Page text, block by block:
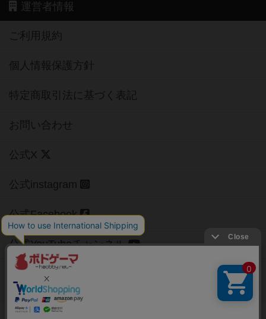
運営者情報
ご利用規約
個人情報保護方針
特定商取引法に基づく表記
お問い合わせ
公式X
公式instagram
公式Facebook
公式YouTubeチャンネル